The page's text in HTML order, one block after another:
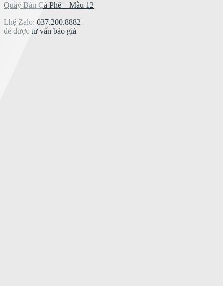
Quầy Bán Cà Phê – Mẫu 12
Lhệ Zalo: 037.200.8882
để được tư vấn báo giá